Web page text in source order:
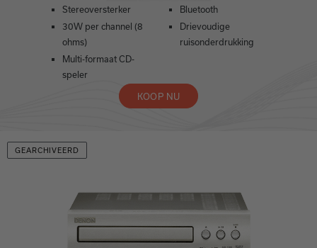
Stereoversterker
30W per channel (8
ohms)
Multi-formaat CD-
speler
Bluetooth
Drievoudige
ruisonderdrukking
KOOP NU
GEARCHIVEERD